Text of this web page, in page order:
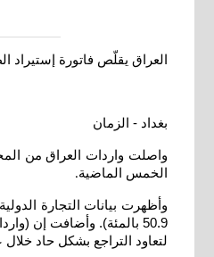
العراق يقلّص فاتورة إستيراد
بغداد - الزمان
واصلت واردات العراق من
الخمس الماضية.
لتعاود التراجع بشكل حاد خلال عامي